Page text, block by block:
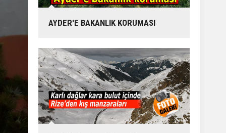
AYDER'E BAKANLIK KORUMASI